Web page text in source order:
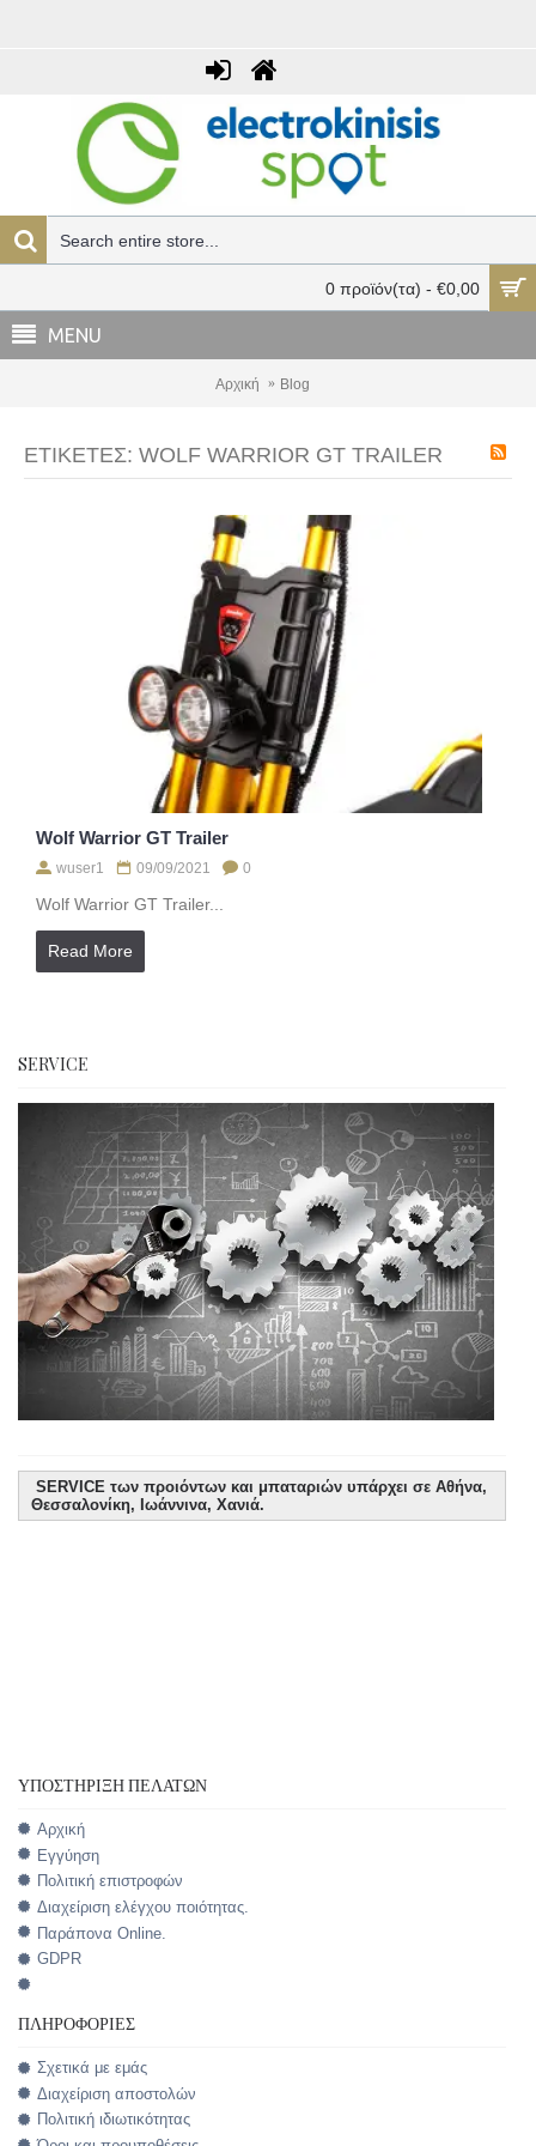
0 προϊόν(τα) - €0,00
MENU
Αρχική Blog
ΕΤΙΚΈΤΕΣ: WOLF WARRIOR GT TRAILER
Wolf Warrior GT Trailer
wuser1 09/09/2021 0
Wolf Warrior GT Trailer...
Read More
SERVICE
SERVICE των προιόντων και μπαταριών υπάρχει σε Αθήνα,
Θεσσαλονίκη, Ιωάννινα, Χανιά.
ΥΠΟΣΤΉΡΙΞΗ ΠΕΛΑΤΏΝ
Αρχική
Εγγύηση
Πολιτική επιστροφών
Διαχείριση ελέγχου ποιότητας.
Παράπονα Online.
GDPR
ΠΛΗΡΟΦΟΡΊΕΣ
Σχετικά με εμάς
Διαχείριση αποστολών
Πολιτική ιδιωτικότητας